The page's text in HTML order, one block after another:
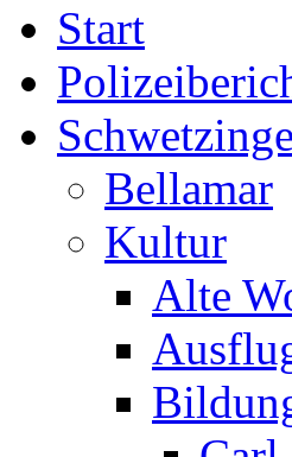
Start
Bellamar
Kultur
Alte